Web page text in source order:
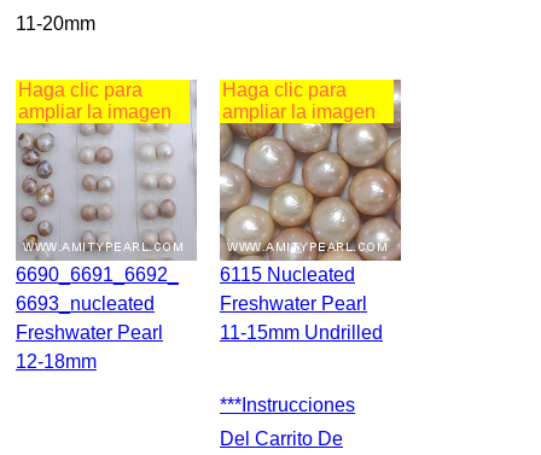
11-20mm
Haga clic para
ampliar la imagen
6690_6691_6692_
6693_nucleated
Freshwater Pearl
12-18mm
Haga clic para
ampliar la imagen
6115 Nucleated
Freshwater Pearl
11-15mm Undrilled
***Instrucciones
Del Carrito De